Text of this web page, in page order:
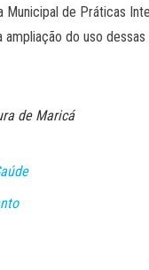
de Práticas
do uso dessas
de Maricá